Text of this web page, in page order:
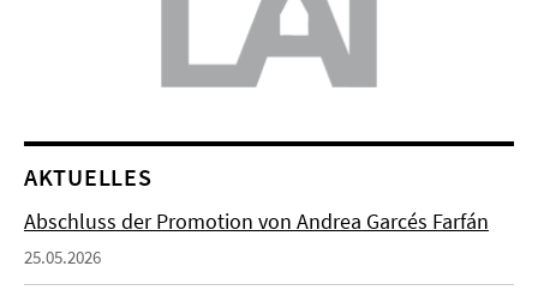
AKTUELLES
Abschluss der Promotion von Andrea Garcés Farfán
25.05.2026